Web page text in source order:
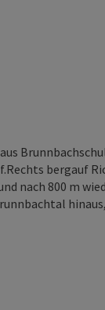
bergauf
nach 800 m